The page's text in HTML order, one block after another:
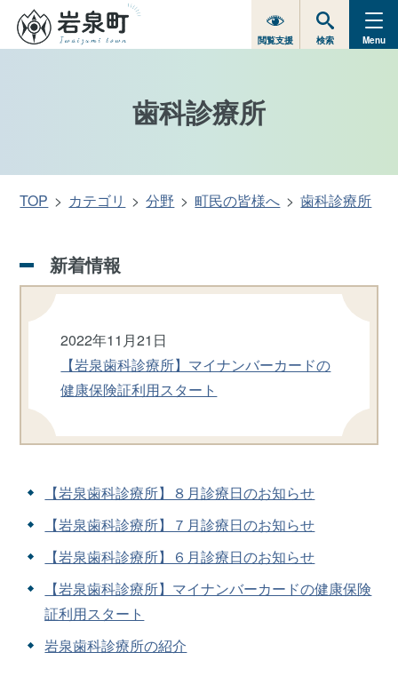
閲覧支援 検索 Menu
歯科診療所
TOP カテゴリ 分野 町民の皆様へ 歯科診療所
新着情報
2022年11月21日
【岩泉歯科診療所】マイナンバーカードの
健康保険証利用スタート
【岩泉歯科診療所】８月診療日のお知らせ
【岩泉歯科診療所】７月診療日のお知らせ
【岩泉歯科診療所】６月診療日のお知らせ
【岩泉歯科診療所】マイナンバーカードの健康保険
証利用スタート
岩泉歯科診療所の紹介